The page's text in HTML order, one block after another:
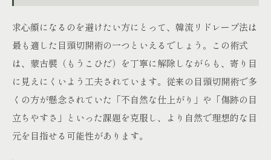
求心顔になるのを避けたい方にとって、韓流リドレープ法は
最も適した目頭切開術の一つといえるでしょう。この術式
は、蒙古襞（もうこひだ）を丁寧に解除しながらも、寄り目
に見えにくいよう工夫されています。従来の目頭切開術で多
くの方が懸念されていた「不自然な仕上がり」や「傷跡の目
立ちやすさ」といった課題を克服し、より自然で理想的な目
元を目指せる可能性があります。